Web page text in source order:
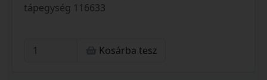
tápegység 116633
Kosárba tesz